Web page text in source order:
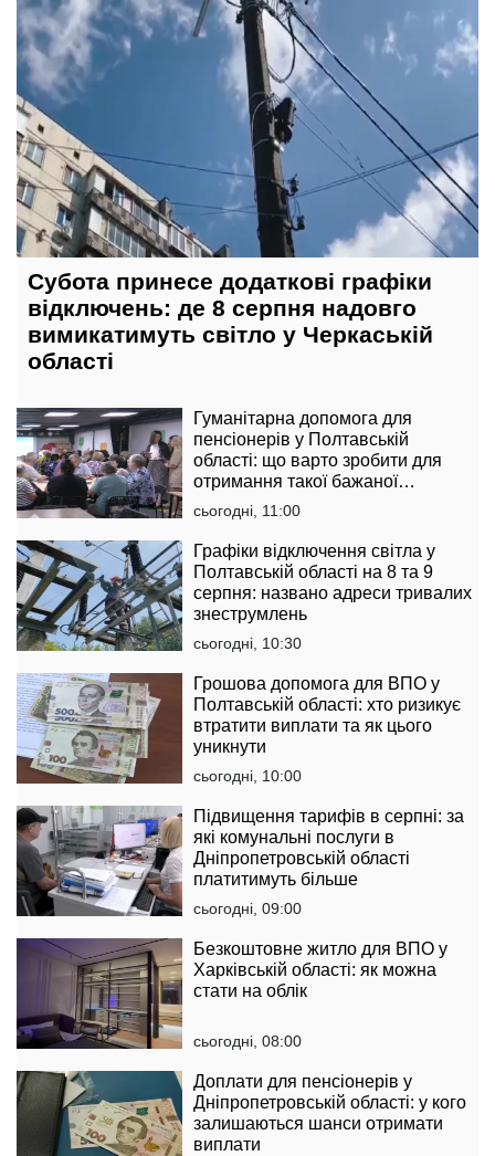
Субота принесе додаткові графіки
відключень: де 8 серпня надовго
вимикатимуть світло у Черкаській
області
Гуманітарна допомога для
пенсіонерів у Полтавській
області: що варто зробити для
отримання такої бажаної
підтримки
сьогодні, 11:00
Графіки відключення світла у
Полтавській області на 8 та 9
серпня: названо адреси тривалих
знеструмлень
сьогодні, 10:30
Грошова допомога для ВПО у
Полтавській області: хто ризикує
втратити виплати та як цього
уникнути
сьогодні, 10:00
Підвищення тарифів в серпні: за
які комунальні послуги в
Дніпропетровській області
платитимуть більше
сьогодні, 09:00
Безкоштовне житло для ВПО у
Харківській області: як можна
стати на облік
сьогодні, 08:00
Доплати для пенсіонерів у
Дніпропетровській області: у кого
залишаються шанси отримати
виплати